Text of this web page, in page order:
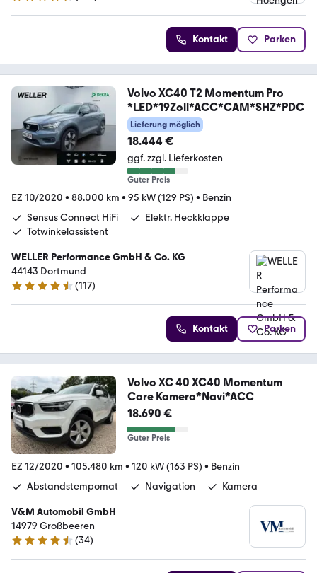
Kontakt Parken
Volvo XC40 T2 Momentum Pro
*LED*19Zoll*ACC*CAM*SHZ*PDC
Lieferung möglich
18.444 €
ggf. zzgl. Lieferkosten
Guter Preis
EZ 10/2020 • 88.000 km • 95 kW (129 PS) • Benzin
Sensus Connect HiFi
Elektr. Heckklappe
Totwinkelassistent
WELLER Performance GmbH & Co. KG
44143 Dortmund
4.6 Sterne
(117)
Kontakt Parken
Volvo XC 40 XC40 Momentum
Core Kamera*Navi*ACC
18.690 €
Guter Preis
EZ 12/2020 • 105.480 km • 120 kW (163 PS) • Benzin
Abstandstempomat
Navigation Kamera
V&M Automobil GmbH
14979 Großbeeren
4.4 Sterne
(34)